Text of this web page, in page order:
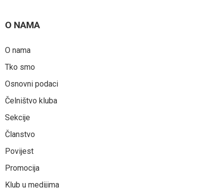
O NAMA
O nama
Tko smo
Osnovni podaci
Čelništvo kluba
Sekcije
Članstvo
Povijest
Promocija
Klub u medijima